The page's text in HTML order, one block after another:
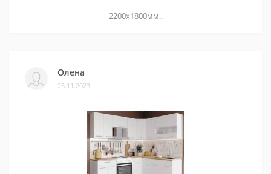
2200х1800мм..
Олена
25.11.2023